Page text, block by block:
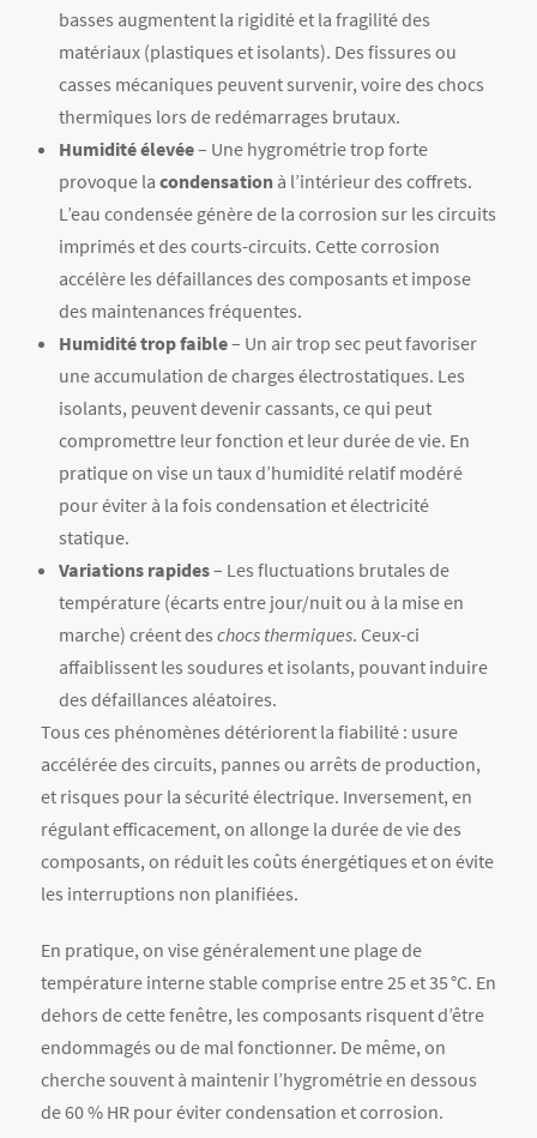
basses augmentent la rigidité et la fragilité des
matériaux (plastiques et isolants). Des fissures ou
casses mécaniques peuvent survenir, voire des chocs
thermiques lors de redémarrages brutaux.
Humidité élevée– Une hygrométrie trop forte
provoque la condensation à l’intérieur des coffrets.
L’eau condensée génère de la corrosion sur les circuits
imprimés et des courts-circuits. Cette corrosion
accélère les défaillances des composants et impose
des maintenances fréquentes.
Humidité trop faible– Un air trop sec peut favoriser
une accumulation de charges électrostatiques. Les
isolants, peuvent devenir cassants, ce qui peut
compromettre leur fonction et leur durée de vie. En
pratique on vise un taux d’humidité relatif modéré
pour éviter à la fois condensation et électricité
statique.
Variations rapides– Les fluctuations brutales de
température (écarts entre jour/nuit ou à la mise en
marche) créent des chocs thermiques. Ceux-ci
affaiblissent les soudures et isolants, pouvant induire
des défaillances aléatoires.
Tous ces phénomènes détériorent la fiabilité : usure
accélérée des circuits, pannes ou arrêts de production,
et risques pour la sécurité électrique. Inversement, en
régulant efficacement, on allonge la durée de vie des
composants, on réduit les coûts énergétiques et on évite
les interruptions non planifiées.
En pratique, on vise généralement une plage de
température interne stable comprise entre 25 et 35 °C. En
dehors de cette fenêtre, les composants risquent d’être
endommagés ou de mal fonctionner. De même, on
cherche souvent à maintenir l’hygrométrie en dessous
de 60 % HR pour éviter condensation et corrosion.